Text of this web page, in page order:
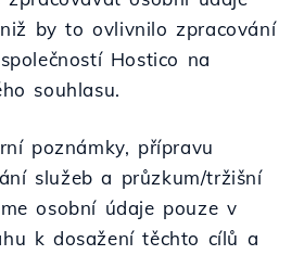
by to ovlivnilo zpracování
Hostico na
souhlasu.
poznámky, přípravu
služeb a průzkum/tržišní
osobní údaje pouze v
k dosažení těchto cílů a